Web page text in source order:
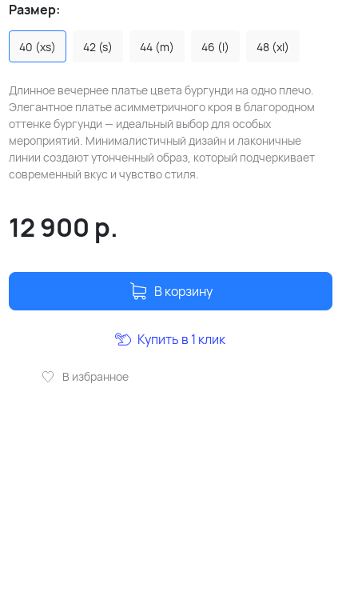
Размер:
40 (xs) 42 (s) 44 (m) 46 (l) 48 (xl)
Длинное вечернее платье цвета бургунди на одно плечо.
Элегантное платье асимметричного кроя в благородном
оттенке бургунди — идеальный выбор для особых
мероприятий. Минималистичный дизайн и лаконичные
линии создают утонченный образ, который подчеркивает
современный вкус и чувство стиля.
12 900 р.
В корзину
В избранное
Купить в 1 клик